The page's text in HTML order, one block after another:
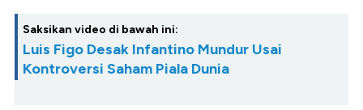
Saksikan video di bawah ini:
Luis Figo Desak Infantino Mundur Usai
Kontroversi Saham Piala Dunia